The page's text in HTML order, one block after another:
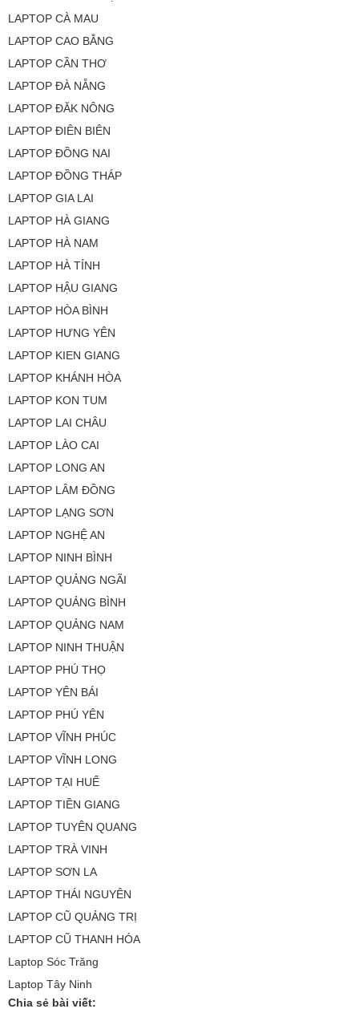
LAPTOP CÀ MAU
LAPTOP CAO BẰNG
LAPTOP CẦN THƠ
LAPTOP ĐÀ NẴNG
LAPTOP ĐĂK NÔNG
LAPTOP ĐIÊN BIÊN
LAPTOP ĐỒNG NAI
LAPTOP ĐỒNG THÁP
LAPTOP GIA LAI
LAPTOP HÀ GIANG
LAPTOP HÀ NAM
LAPTOP HÀ TỈNH
LAPTOP HẬU GIANG
LAPTOP HÒA BÌNH
LAPTOP HƯNG YÊN
LAPTOP KIEN GIANG
LAPTOP KHÁNH HÒA
LAPTOP KON TUM
LAPTOP LAI CHÂU
LAPTOP LÀO CAI
LAPTOP LONG AN
LAPTOP LÂM ĐỒNG
LAPTOP LẠNG SƠN
LAPTOP NGHỆ AN
LAPTOP NINH BÌNH
LAPTOP QUẢNG NGÃI
LAPTOP QUẢNG BÌNH
LAPTOP QUẢNG NAM
LAPTOP NINH THUẬN
LAPTOP PHÚ THỌ
LAPTOP YÊN BÁI
LAPTOP PHÚ YÊN
LAPTOP VĨNH PHÚC
LAPTOP VĨNH LONG
LAPTOP TẠI HUẾ
LAPTOP TIỀN GIANG
LAPTOP TUYÊN QUANG
LAPTOP TRÀ VINH
LAPTOP SƠN LA
LAPTOP THÁI NGUYÊN
LAPTOP CŨ QUẢNG TRỊ
LAPTOP CŨ THANH HÓA
Laptop Sóc Trăng
Laptop Tây Ninh
Chia sẻ bài viết: